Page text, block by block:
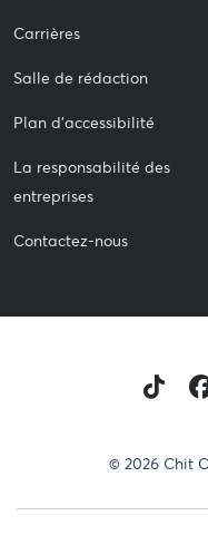
© 2026 Chit
Carrières
Salle de rédaction
Plan d'accessibilité
La responsabilité des
entreprises
Contactez-nous